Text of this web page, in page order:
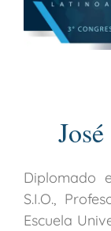
Diplomado
S.I.O.,
Escuela